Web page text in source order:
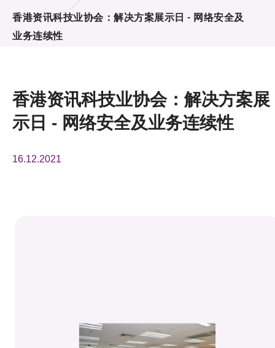
活动及消息
活动
新闻中心
科技分享
香港资讯科技业协会：解决方案展示日 - 网络安全及
业务连续性
香港资讯科技业协会：解决方案展
示日 - 网络安全及业务连续性
16.12.2021